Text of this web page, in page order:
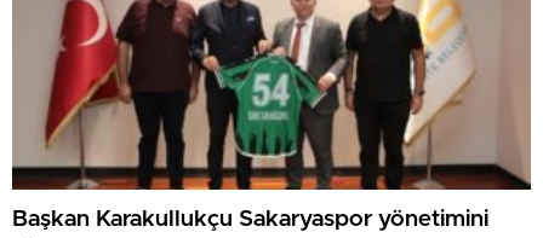
Başkan Karakullukçu Sakaryaspor yönetimini